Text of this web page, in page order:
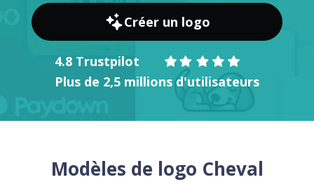
Créer un logo
4.8 Trustpilot
Plus de 2,5 millions d'utilisateurs
Modèles de logo Cheval